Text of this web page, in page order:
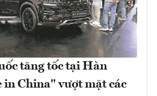
tăng tốc tại Hàn
China" vượt mặt các